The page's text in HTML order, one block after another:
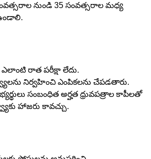
నుండి 35 సంవత్సరాల మధ్య
రాత పరీక్షా లేదు.
నిర్వహించి ఎంపికలను చేపడతారు.
సంబంధిత అర్హత ధ్రువపత్రాల కాపీలతో
హాజరు కావచ్చు.